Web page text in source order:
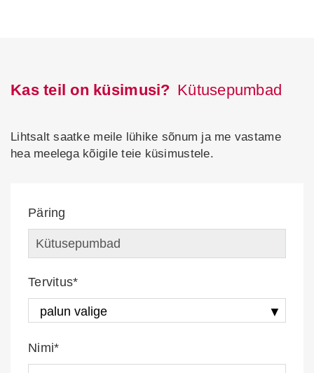
Kas teil on küsimusi? Kütusepumbad
Lihtsalt saatke meile lühike sõnum ja me vastame
hea meelega kõigile teie küsimustele.
Päring
Tervitus*
Nimi*